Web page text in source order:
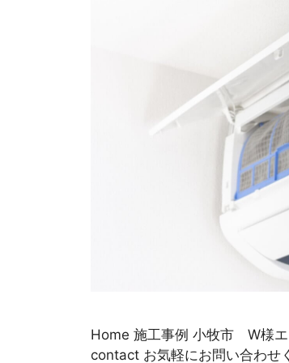
Home 施工事例 小牧市 W様
contact お気軽にお問い合わせ